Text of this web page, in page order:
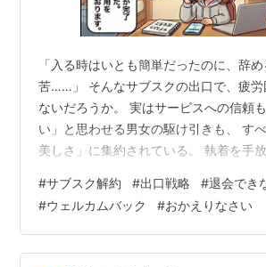
「入る時はいとも簡単だったのに、辞
苦……」 そんなサブスクの出口で、疲労
ないだろうか。 実はサービスへの信頼
い」と思わせる男女の駆け引きも、 す
美しさ」に集約されている。 執着を手
ターン戦略を紐解いてみたい。 「出口
日、数年続けていたあるサブスクリプシ
見直し、解約することにした。 かつて
ば、入るのは一瞬、辞めるのは至難の
#サブスク解約 #出口戦略 #退会でき
#ウェルカムバック #おかえりなさい